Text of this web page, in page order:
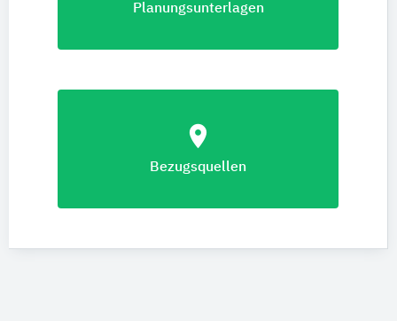
Planungsunterlagen
location_on
Bezugsquellen